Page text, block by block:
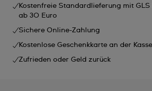
Kostenfreie Standardlieferung mit GLS
ab 30 Euro
Sichere Online-Zahlung
Kostenlose Geschenkkarte an der Kasse
Zufrieden oder Geld zurück